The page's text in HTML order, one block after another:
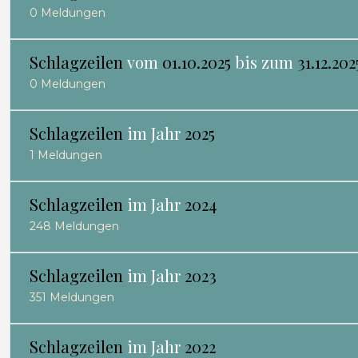
0 Meldungen
Schlagzeilenvom 01.10.2025 bis zum
0 Meldungen
Schlagzeilen im Jahr 2025
1 Meldungen
Schlagzeilen im Jahr 2024
248 Meldungen
Schlagzeilen im Jahr 2023
351 Meldungen
Schlagzeilen im Jahr 2022